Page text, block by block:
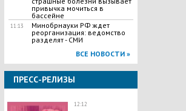
привычка мочиться в
бассейне
11:13
Минобрнауки РФ ждет
реорганизация: ведомство
разделят - СМИ
ВСЕ НОВОСТИ »
ПРЕСС-РЕЛИЗЫ
12:12